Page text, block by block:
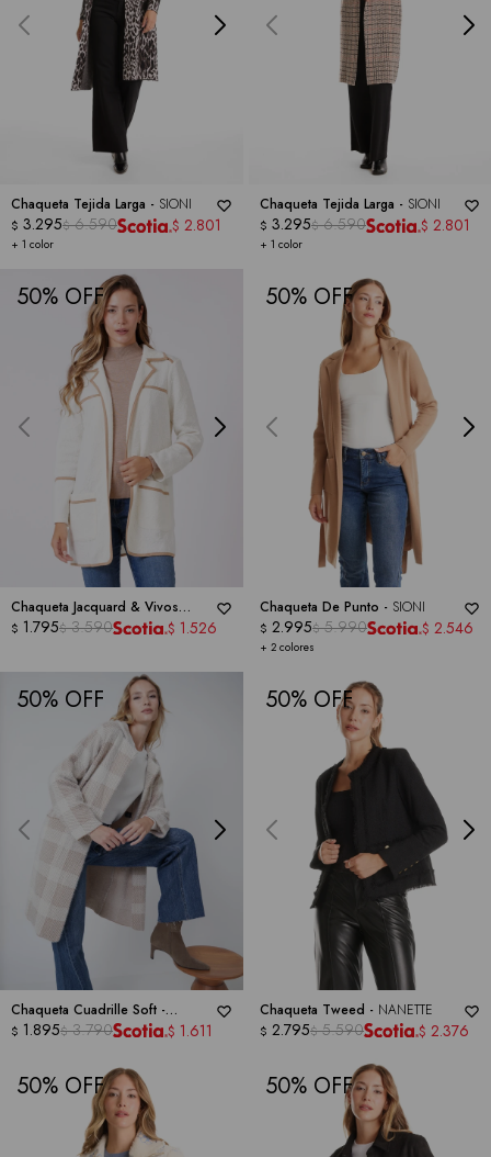
Chaqueta Tejida Larga - SIONI
+ 1 color
$ 3.295$ 6.590 $ 2.801
Chaqueta Tejida Larga - SIONI
+ 1 color
$ 3.295$ 6.590 $ 2.801
50
Chaqueta Jacquard & Vivos
Contraste -RUBY RD
$ 1.795$ 3.590 $ 1.526
50
Chaqueta De Punto - SIONI
+ 2 colores
$ 2.995$ 5.990 $ 2.546
50
Chaqueta Cuadrille Soft -
BACCINI
$ 1.895$ 3.790 $ 1.611
50
Chaqueta Tweed - NANETTE
$ 2.795$ 5.590 $ 2.376
50 50